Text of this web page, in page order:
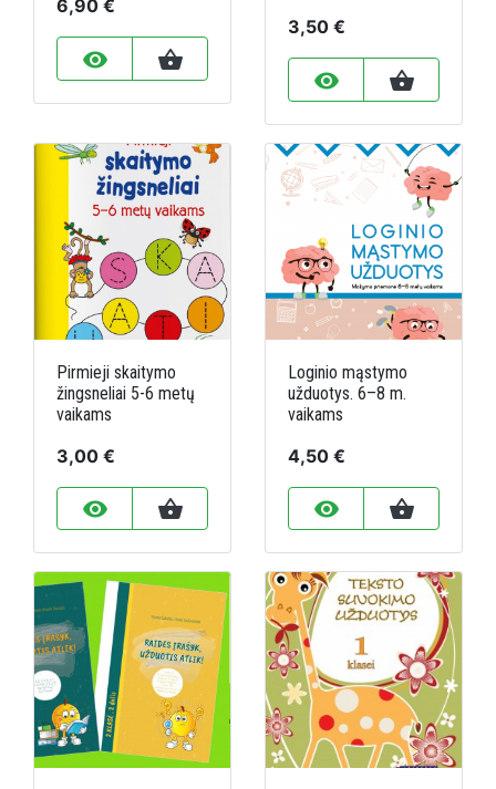
6,90 €
remove_red_eye shopping_basket
3,50 €
remove_red_eye shopping_basket
Pirmieji skaitymo
žingsneliai 5-6 metų
vaikams
3,00 €
remove_red_eye shopping_basket
Loginio mąstymo
užduotys. 6–8 m.
vaikams
4,50 €
remove_red_eye shopping_basket